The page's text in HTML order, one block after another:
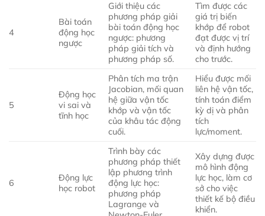
4
Bài toán
động học
ngược
Giới thiệu các
phương pháp giải
bài toán động học
ngược: phương
pháp giải tích và
phương pháp số.
Tìm được các
giá trị biến
khớp để robot
đạt được vị trí
và định hướng
cho trước.
5
Động học
vi sai và
tĩnh học
Phân tích ma trận
Jacobian, mối quan
hệ giữa vận tốc
khớp và vận tốc
của khâu tác động
cuối.
Hiểu được mối
liên hệ vận tốc,
tính toán điểm
kỳ dị và phân
tích
lực/moment.
6
Động lực
học robot
Trình bày các
phương pháp thiết
lập phương trình
động lực học:
phương pháp
Lagrange và
Xây dựng được
mô hình động
lực học, làm cơ
sở cho việc
thiết kế bộ điều
khiển.